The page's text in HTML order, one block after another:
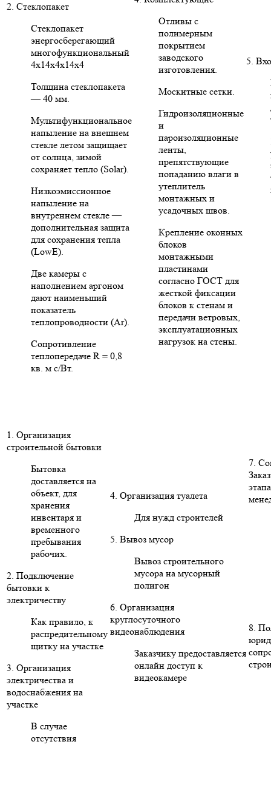
2. Стеклопакет
Стеклопакет
энергосберегающий
многофункциональный
4х14х4х14х4
Толщина стеклопакета
— 40 мм.
Мультифункциональное
напыление на внешнем
стекле летом защищает
от солнца, зимой
сохраняет тепло (Solar).
Низкоэмиссионное
напыление на
внутреннем стекле —
дополнительная защита
для сохранения тепла
(LowE).
Две камеры с
наполнением аргоном
дают наименьший
показатель
теплопроводности (Ar).
Сопротивление
теплопередаче R = 0,8
кв. м с/Вт.
Отливы с
полимерным
покрытием
заводского
изготовления.
Москитные сетки.
Гидроизоляционные
и
пароизоляционные
ленты,
препятствующие
попаданию влаги в
утеплитель
монтажных и
усадочных швов.
Крепление оконных
блоков
монтажными
пластинами
согласно ГОСТ для
жесткой фиксации
блоков к стенам и
передачи ветровых,
эксплуатационных
нагрузок на стены.
5.
1. Организация
строительной бытовки
Бытовка
доставляется на
объект, для
хранения
инвентаря и
временного
пребывания
рабочих.
2. Подключение
бытовки к
электричеству
Как правило, к
распредительному
щитку на участке
3. Организация
электричества и
водоснабжения на
участке
В случае
отсутствия
4. Организация туалета
Для нужд строителей
5. Вывоз мусор
Вывоз строительного
мусора на мусорный
полигон
6. Организация
круглосуточного
видеонаблюдения
Заказчику предоставляется
онлайн доступ к
видеокамере
7.
8.